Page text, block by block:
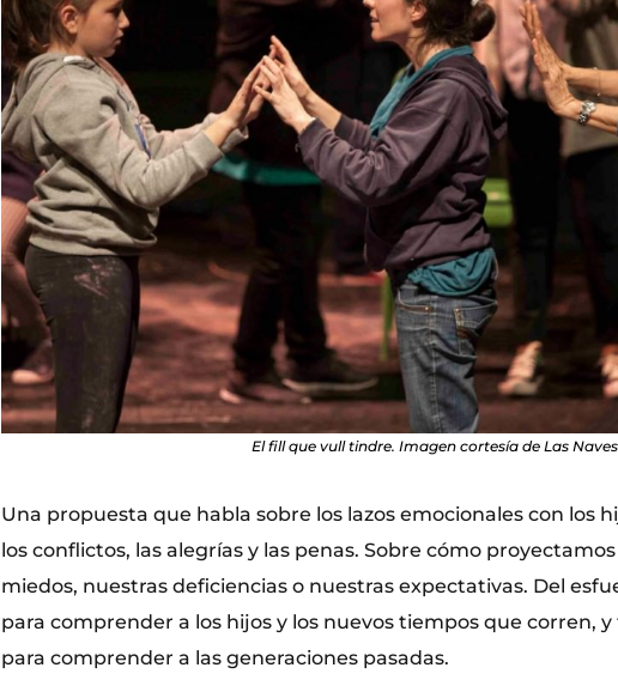
El fill que vull tindre. Imagen cortesía de Las
Una propuesta que habla sobre los lazos emocionales con los
los conflictos, las alegrías y las penas. Sobre cómo
miedos, nuestras deficiencias o nuestras expectativas. Del
para comprender a los hijos y los nuevos tiempos que corren,
para comprender a las generaciones pasadas.